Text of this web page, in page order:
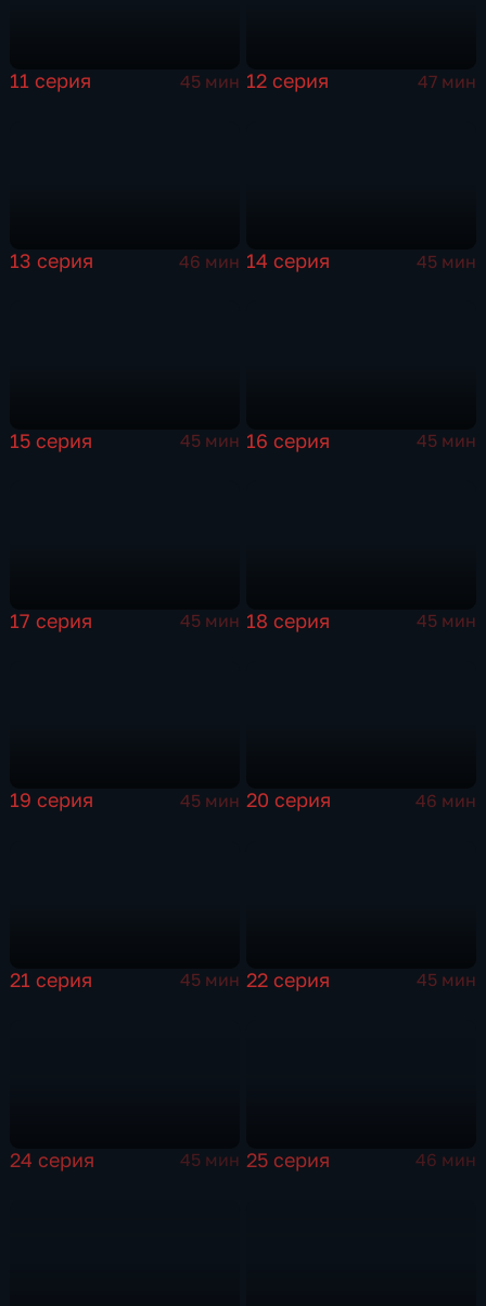
11 серия 45 мин 12 серия 47 мин
13 серия 46 мин 14 серия 45 мин
15 серия 45 мин 16 серия 45 мин
17 серия 45 мин 18 серия 45 мин
19 серия 45 мин 20 серия 46 мин
21 серия 45 мин 22 серия 45 мин
24 серия 45 мин 25 серия 46 мин